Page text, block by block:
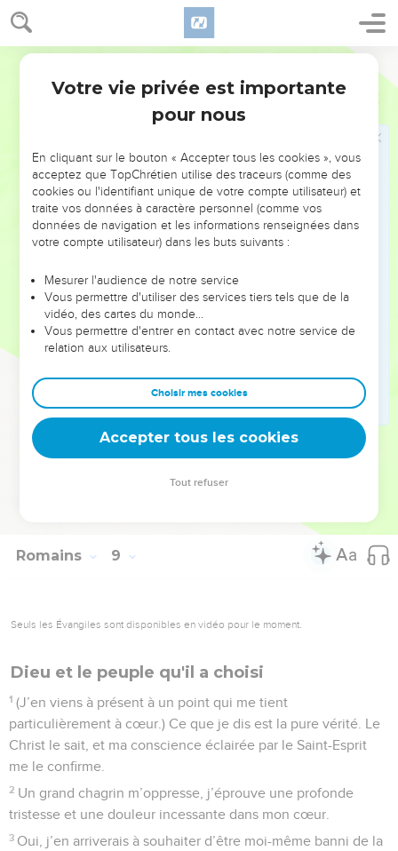
Romains 8
et nous ? Nos soucis ou nos épreuves ? Lorsque nous
sommes persécutés, que nous manquons de pain, d’habits
ou d’argent, est-ce parce qu’il ne nous aime plus ? Quand
violente, est-ce le signe que Dieu nous a abandonnés ?
Non, car l’Écriture nous rapporte cette prière : Parce que
en danger de mort. On nous considère comme des brebis
destinées à l’abattoir.
Mais dans tous ces combats, celui qui nous a tant aimés
est près de nous ; avec lui nous restons vainqueurs et nous
allons de victoire en victoire.
Oui, j’en ai l’absolue certitude, rien ne pourra nous
arracher à l’amour de Dieu : ni la mort ni la vie, ni les anges
ni les puissances infernales, ni les dangers présents ni
l’incertitude de l’avenir. Aucune autre force de l’univers,
créature, non, rien au monde ne peut ériger une séparation
entre nous et l’amour que Dieu nous a témoigné en Jésus-
Christ notre Seigneur et dont nous jouissons en communion
avec lui.
Romains 9
Seuls les Évangiles sont disponibles en vidéo pour le moment.
Dieu et le peuple qu'il a choisi
1 (J’en viens à présent à un point qui me tient
particulièrement à cœur.) Ce que je dis est la pure vérité. Le
Christ le sait, et ma conscience éclairée par le Saint-Esprit
me le confirme.
2 Un grand chagrin m’oppresse, j’éprouve une profonde
tristesse et une douleur incessante dans mon cœur.
3 Oui, j’en arriverais à souhaiter d’être moi-même banni de la
Votre vie privée est importante
pour nous
En cliquant sur le bouton « Accepter tous les cookies », vous
acceptez que TopChrétien utilise des traceurs (comme des
cookies ou l'identifiant unique de votre compte utilisateur) et
traite vos données à caractère personnel (comme vos
données de navigation et les informations renseignées dans
votre compte utilisateur) dans les buts suivants :
Mesurer l'audience de notre service
Vous permettre d'utiliser des services tiers tels que de la
vidéo, des cartes du monde…
Vous permettre d'entrer en contact avec notre service de
relation aux utilisateurs.
Choisir mes cookies
Accepter tous les cookies
Tout refuser